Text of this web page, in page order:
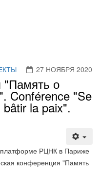
27 НОЯБРЯ 2020
"Память о
Conférence "Se
la paix".
РЦНК в Париже
конференция "Память